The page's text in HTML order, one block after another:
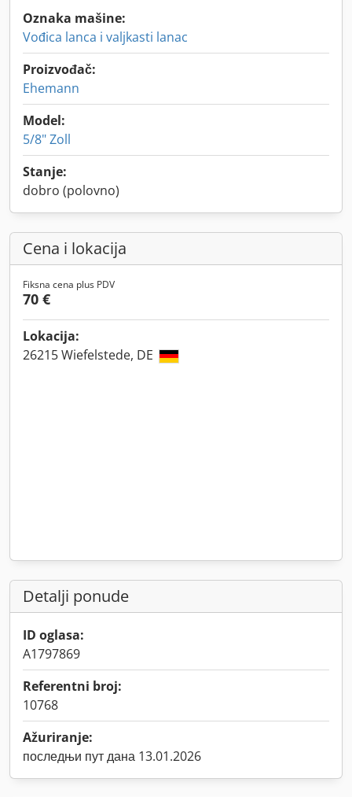
Oznaka mašine:
Vođica lanca i valjkasti lanac
Proizvođač:
Ehemann
Model:
5/8" Zoll
Stanje:
dobro (polovno)
Cena i lokacija
Fiksna cena plus PDV
70 €
Lokacija:
26215 Wiefelstede, DE
Detalji ponude
ID oglasa:
A1797869
Referentni broj:
10768
Ažuriranje:
последњи пут дана 13.01.2026